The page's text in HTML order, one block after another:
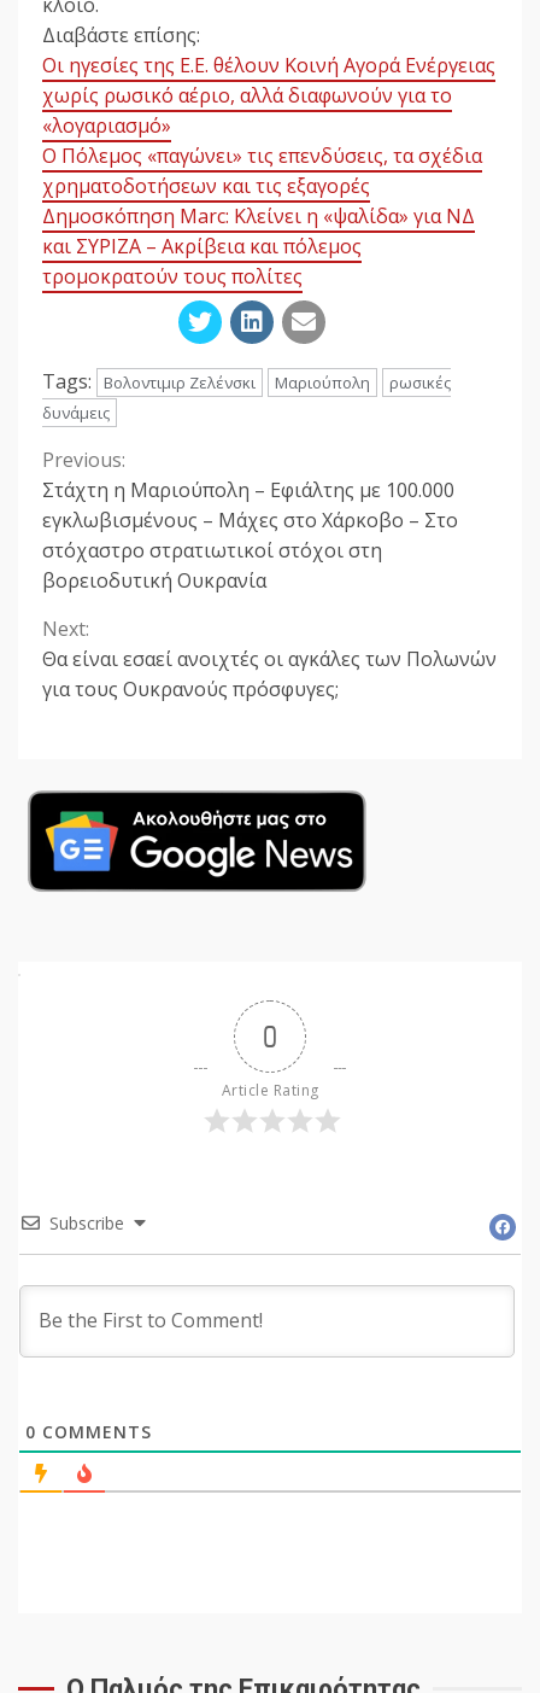
Διαβάστε επίσης:
Οι ηγεσίες της Ε.Ε. θέλουν Κοινή Αγορά Ενέργειας
χωρίς ρωσικό αέριο, αλλά διαφωνούν για το
«λογαριασμό»
Ο Πόλεμος «παγώνει» τις επενδύσεις, τα σχέδια
χρηματοδοτήσεων και τις εξαγορές
Δημοσκόπηση Marc: Κλείνει η «ψαλίδα» για ΝΔ
και ΣΥΡΙΖΑ – Ακρίβεια και πόλεμος
τρομοκρατούν τους πολίτες
Tags: Βολοντιμιρ Ζελένσκι Μαριούπολη
ρωσικές
δυνάμεις
Continue
Reading
Previous:
Στάχτη η Μαριούπολη – Εφιάλτης με 100.000
εγκλωβισμένους – Μάχες στο Χάρκοβο – Στο
στόχαστρο στρατιωτικοί στόχοι στη
βορειοδυτική Ουκρανία
Next:
Θα είναι εσαεί ανοιχτές οι αγκάλες των Πολωνών
για τους Ουκρανούς πρόσφυγες;
0
Article Rating
Subscribe
0 COMMENTS